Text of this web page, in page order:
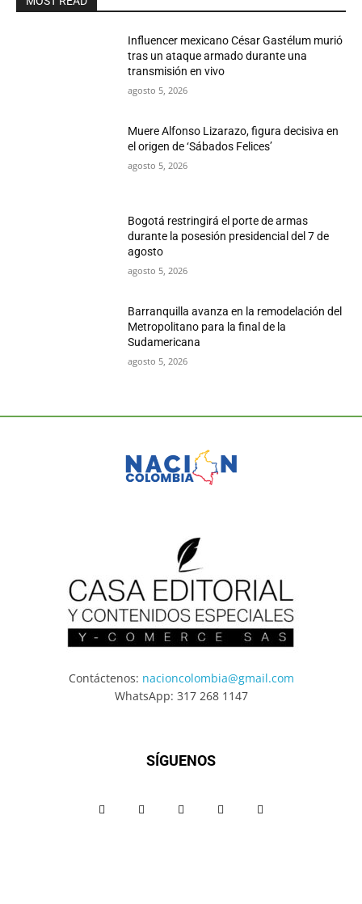
Influencer mexicano César Gastélum murió
tras un ataque armado durante una
transmisión en vivo
agosto 5, 2026
Muere Alfonso Lizarazo, figura decisiva en
el origen de ‘Sábados Felices’
agosto 5, 2026
Bogotá restringirá el porte de armas
durante la posesión presidencial del 7 de
agosto
agosto 5, 2026
Barranquilla avanza en la remodelación del
Metropolitano para la final de la
Sudamericana
agosto 5, 2026
Contáctenos: nacioncolombia@gmail.com
WhatsApp: 317 268 1147
SÍGUENOS